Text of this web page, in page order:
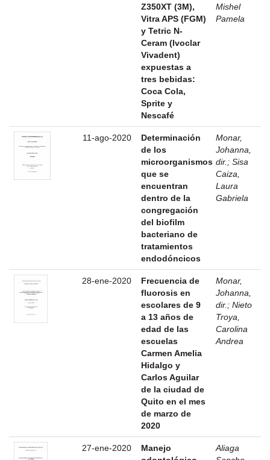
Z350XT (3M),
Vitra APS (FGM)
y Tetric N-
Ceram (Ivoclar
Vivadent)
expuestas a
tres bebidas:
Coca Cola,
Sprite y
Nescafé
Mishel
Pamela
11-ago-2020
Determinación
de los
microorganismos
que se
encuentran
dentro de la
congregación
del biofilm
bacteriano de
tratamientos
endodóncicos
Monar,
Johanna,
dir. ; Sisa
Caiza,
Laura
Gabriela
28-ene-2020
Frecuencia de
fluorosis en
escolares de 9
a 13 años de
edad de las
escuelas
Carmen Amelia
Hidalgo y
Carlos Aguilar
de la ciudad de
Quito en el mes
de marzo de
2020
Monar,
Johanna,
dir. ; Nieto
Troya,
Carolina
Andrea
27-ene-2020
Manejo
Aliaga